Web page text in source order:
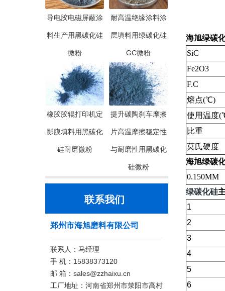
导电胶电磁屏蔽涂
料生产用黑碳化硅
微粉
耐高温绝缘涂料涂
层填料用绿碳化硅
GC微粉
橡胶胶辊打印机定
影膜填料用黑碳化
硅耐磨微粉
提升碳陶刹车摩擦
片高温摩擦稳定性
与耐磨性用黑碳化
硅微粉
联系我们
郑州市海旭磨料有限公司
联系人：马经理
手 机：15838373120
邮 箱：sales@zzhaixu.cn
工厂地址：河南省郑州市荥阳市高村
海旭绿碳
SiC
Fe2O3
F.C
熔点(℃)
使用温度
比重
莫氏硬度
海旭绿碳
0.150MM
绿碳化硅
1
2
3
4
5
6